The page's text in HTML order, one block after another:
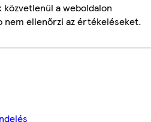
a weboldalon
nem ellenőrzi az értékeléseket.